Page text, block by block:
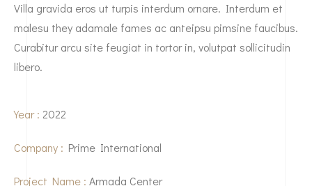
Villa gravida eros ut turpis interdum ornare. Interdum et
malesu they adamale fames ac anteipsu pimsine faucibus.
Curabitur arcu site feugiat in tortor in, volutpat sollicitudin
libero.
Year : 2022
Company : Prime International
Project Name : Armada Center